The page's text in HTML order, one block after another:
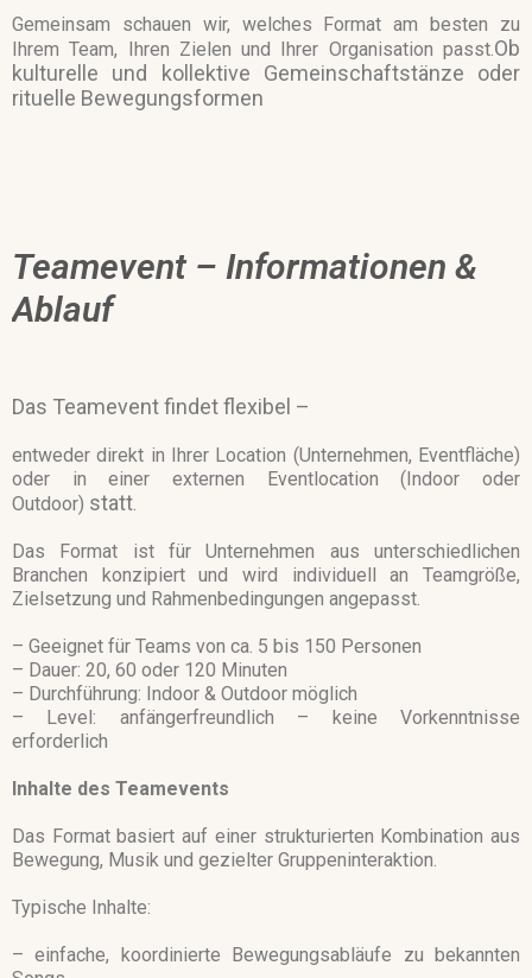
Gemeinsam schauen wir, welches Format am besten zu
Ihrem Team, Ihren Zielen und Ihrer Organisation passt.Ob
kulturelle und kollektive Gemeinschaftstänze oder
rituelle Bewegungsformen
Teamevent – Informationen &
Ablauf
Das Teamevent findet flexibel –
entweder direkt in Ihrer Location (Unternehmen, Eventfläche)
oder in einer externen Eventlocation (Indoor oder
Outdoor) statt.
Das Format ist für Unternehmen aus unterschiedlichen
Branchen konzipiert und wird individuell an Teamgröße,
Zielsetzung und Rahmenbedingungen angepasst.
– Geeignet für Teams von ca. 5 bis 150 Personen
– Dauer: 20, 60 oder 120 Minuten
– Durchführung: Indoor & Outdoor möglich
– Level: anfängerfreundlich – keine Vorkenntnisse
erforderlich
Inhalte des Teamevents
Das Format basiert auf einer strukturierten Kombination aus
Bewegung, Musik und gezielter Gruppeninteraktion.
Typische Inhalte:
– einfache, koordinierte Bewegungsabläufe zu bekannten